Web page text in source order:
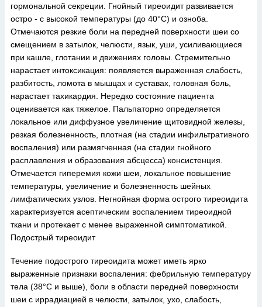
гормональной секреции. Гнойный тиреоидит развивается
остро - с высокой температуры (до 40°С) и озноба.
Отмечаются резкие боли на передней поверхности шеи со
смещением в затылок, челюсти, язык, уши, усиливающиеся
при кашле, глотании и движениях головы. Стремительно
нарастает интоксикация: появляется выраженная слабость,
разбитость, ломота в мышцах и суставах, головная боль,
нарастает тахикардия. Нередко состояние пациента
оценивается как тяжелое. Пальпаторно определяется
локальное или диффузное увеличение щитовидной железы,
резкая болезненность, плотная (на стадии инфильтративного
воспаления) или размягченная (на стадии гнойного
расплавления и образования абсцесса) консистенция.
Отмечается гиперемия кожи шеи, локальное повышение
температуры, увеличение и болезненность шейных
лимфатических узлов. Негнойная форма острого тиреоидита
характеризуется асептическим воспалением тиреоидной
ткани и протекает с менее выраженной симптоматикой.
Подострый тиреоидит
Течение подострого тиреоидита может иметь ярко
выраженные признаки воспаления: фебрильную температуру
тела (38°С и выше), боли в области передней поверхности
шеи с иррадиацией в челюсти, затылок, ухо, слабость,